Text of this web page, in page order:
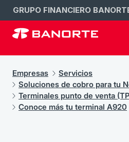
GRUPO FINANCIERO
Empresas
Servicios
Soluciones de cobro para tu
Terminales punto de venta
Conoce más tu terminal A920